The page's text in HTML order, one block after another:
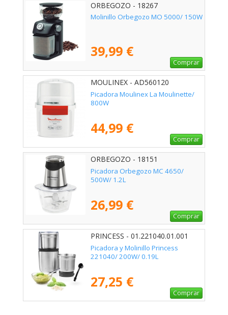
ORBEGOZO - 18267
Molinillo Orbegozo MO 5000/ 150W
39,99 €
Comprar
MOULINEX - AD560120
Picadora Moulinex La Moulinette/
800W
44,99 €
Comprar
ORBEGOZO - 18151
Picadora Orbegozo MC 4650/
500W/ 1.2L
26,99 €
Comprar
PRINCESS - 01.221040.01.001
Picadora y Molinillo Princess
221040/ 200W/ 0.19L
27,25 €
Comprar